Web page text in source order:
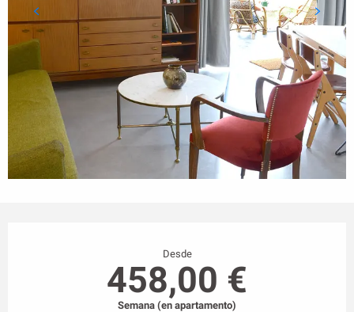
Desde
458,00 €
Semana (en apartamento)